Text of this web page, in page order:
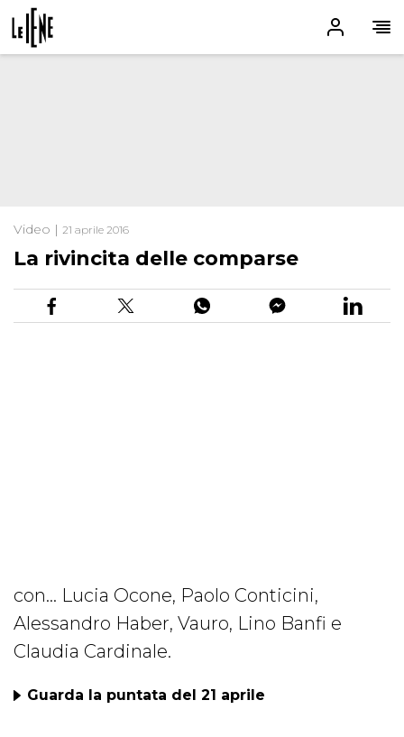
Video | 21 aprile 2016
La rivincita delle comparse
con... Lucia Ocone, Paolo Conticini,
Alessandro Haber, Vauro, Lino Banfi e
Claudia Cardinale.
Guarda la puntata del 21 aprile